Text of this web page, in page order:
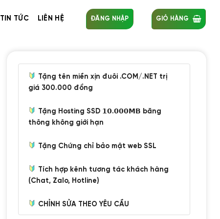
TIN TỨC LIÊN HỆ ĐĂNG NHẬP GIỎ HÀNG
Tặng tên miền xịn đuôi .COM/.NET trị
giá 300.000 đồng
Tặng Hosting SSD 𝟭𝟬.𝟬𝟬𝟬𝗠𝗕 băng
thông không giới hạn
Tặng Chứng chỉ bảo mật web SSL
Tích hợp kênh tương tác khách hàng
(Chat, Zalo, Hotline)
CHỈNH SỬA THEO YÊU CẦU